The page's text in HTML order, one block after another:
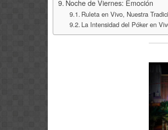
Noche de Viernes: Emoción
Ruleta en Vivo, Nuestra
La Intensidad del Póker en